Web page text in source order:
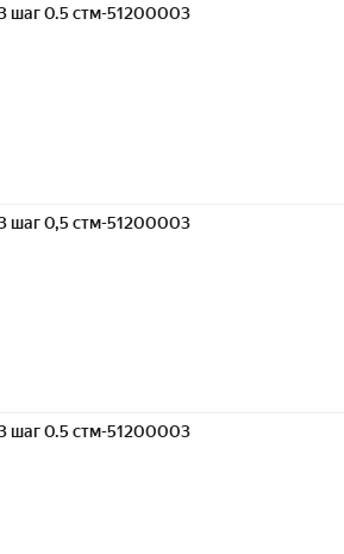
шаг 0.5 стм-51200003
шаг 0,5 стм-51200003
шаг 0.5 стм-51200003